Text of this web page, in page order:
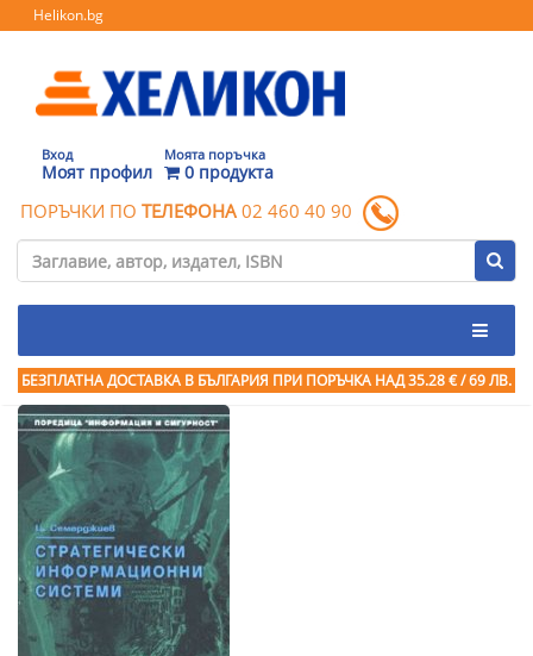
Helikon.bg
Вход
Моят профил
Моята поръчка
0 продукта
ПОРЪЧКИ ПО ТЕЛЕФОНА 02 460 40 90
БЕЗПЛАТНА ДОСТАВКА В БЪЛГАРИЯ ПРИ ПОРЪЧКА НАД 35.28 € / 69 ЛВ.